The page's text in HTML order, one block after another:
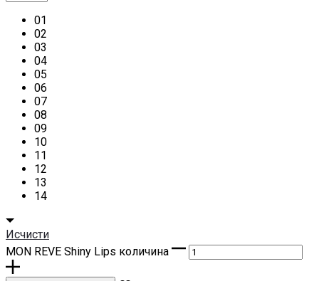
01
02
03
04
05
06
07
08
09
10
11
12
13
14
Исчисти
MON REVE Shiny Lips количина